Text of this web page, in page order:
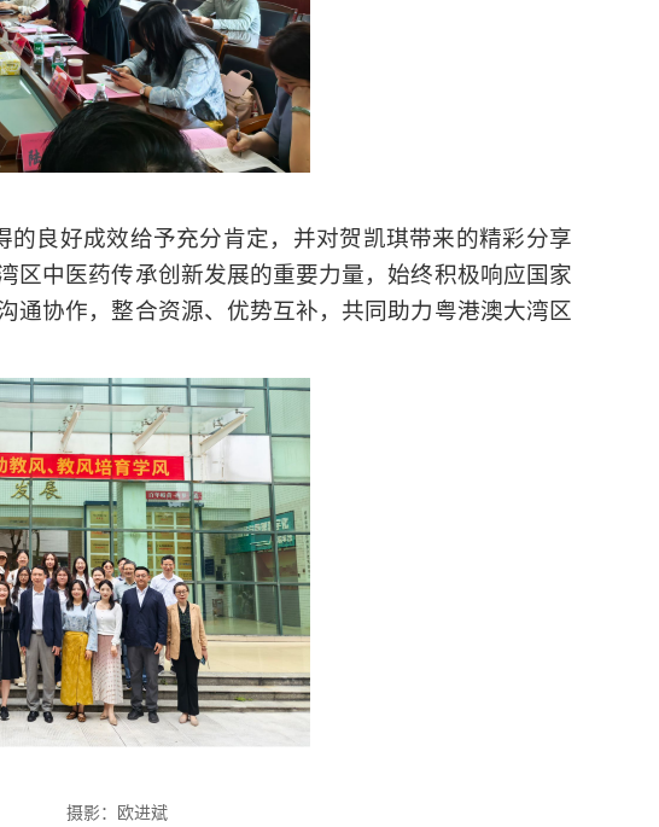
良好成效给予充分肯定，并对贺凯琪带来的精彩分享
区中医药传承创新发展的重要力量，始终积极响应国家
通协作，整合资源、优势互补，共同助力粤港澳大湾区
：欧进斌